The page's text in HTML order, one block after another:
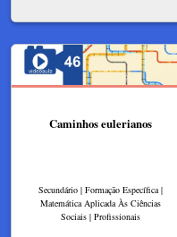
Caminhos eulerianos
Secundário | Formação Específica |
Matemática Aplicada Às Ciências
Sociais | Profissionais